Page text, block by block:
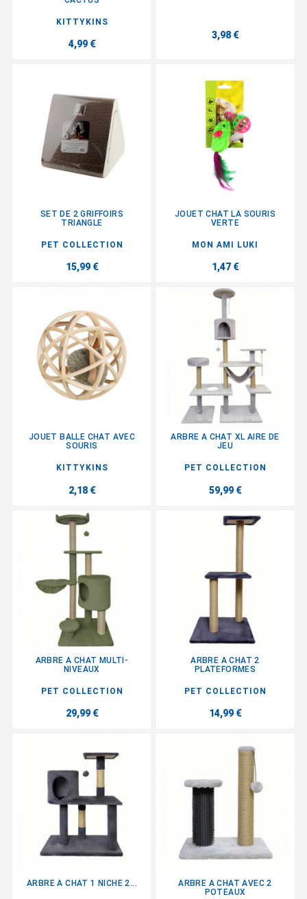
KITTYKINS
4,99 €
3,98 €
SET DE 2 GRIFFOIRS
TRIANGLE
PET COLLECTION
15,99 €
JOUET CHAT LA SOURIS
VERTE
MON AMI LUKI
1,47 €
JOUET BALLE CHAT AVEC
SOURIS
KITTYKINS
2,18 €
ARBRE A CHAT XL AIRE DE
JEU
PET COLLECTION
59,99 €
ARBRE A CHAT MULTI-
NIVEAUX
PET COLLECTION
29,99 €
ARBRE A CHAT 2
PLATEFORMES
PET COLLECTION
14,99 €
ARBRE A CHAT 1 NICHE 2...
ARBRE A CHAT AVEC 2
POTEAUX